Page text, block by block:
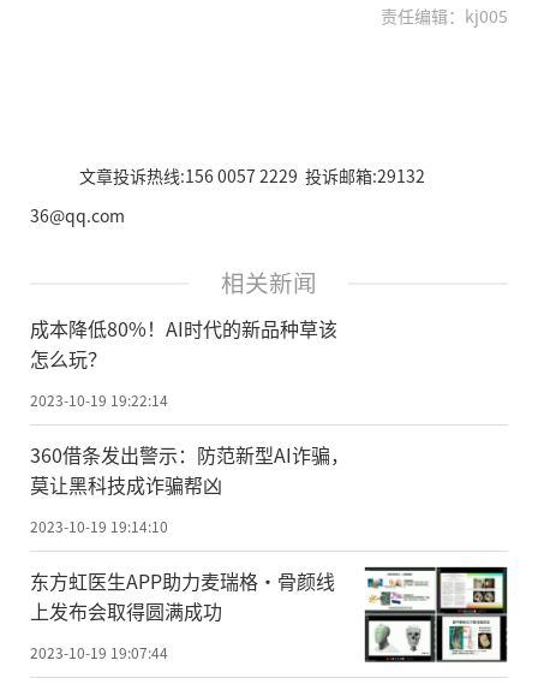
责任编辑：kj005
文章投诉热线:156 0057 2229 投诉邮箱:29132
36@qq.com
相关新闻
成本降低80%！AI时代的新品种草该
怎么玩？
2023-10-19 19:22:14
360借条发出警示：防范新型AI诈骗，
莫让黑科技成诈骗帮凶
2023-10-19 19:14:10
东方虹医生APP助力麦瑞格·骨颜线
上发布会取得圆满成功
2023-10-19 19:07:44